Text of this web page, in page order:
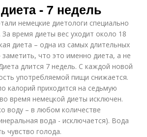
- 7 недель
немецкие диетологи специально
время диеты вес уходит около 18
диета – одна из самых длительных
что это именно диета, а не
длится 7 недель. С каждой новой
употребляемой пищи снижается.
калорий приходится на седьмую
время немецкой диеты исключен.
воду – в любом количестве
вода - исключается). Вода
чувство голода.